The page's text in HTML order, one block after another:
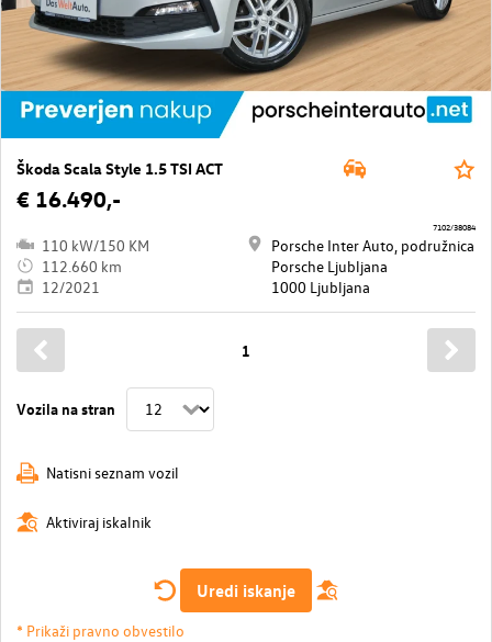
Škoda Scala Style 1.5 TSI ACT
€ 16.490,-
110 kW/150 KM
112.660 km
12/2021
Porsche Inter Auto, podružnica
Porsche Ljubljana
1000 Ljubljana
7102/38084
Vozila na stran
1
Natisni seznam vozil
Aktiviraj iskalnik
Uredi iskanje
* Prikaži pravno obvestilo